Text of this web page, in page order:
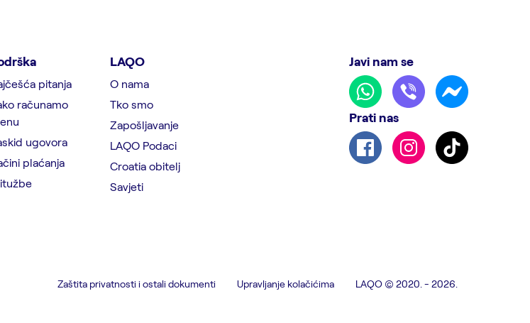
pitanja
računamo
ugovora
plaćanja
LAQO
O nama
Tko smo
Zapošljavanje
LAQO Podaci
Croatia obitelj
Savjeti
Javi nam se
Prati nas
Zaštita privatnosti i ostali dokumenti Upravljanje kolačićima LAQO © 2020. - 2026.